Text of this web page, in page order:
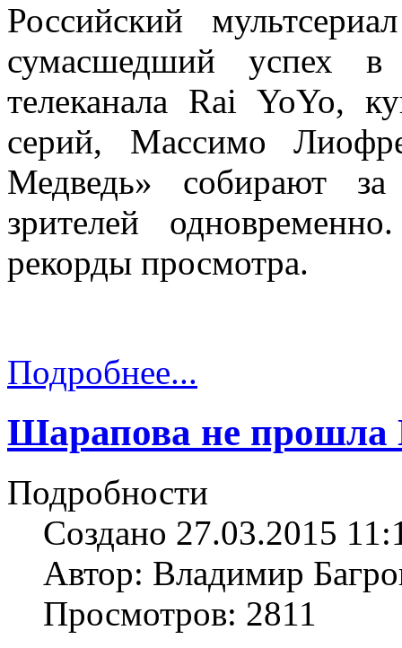
Российский
сумасшедший успех в
телеканала Rai YoYo,
серий, Массимо
Медведь» собирают
зрителей
рекорды просмотра.
Подробнее...
Шарапова не прошла
Подробности
Создано 27.03.2015
Автор: Владимир
Просмотров: 2811